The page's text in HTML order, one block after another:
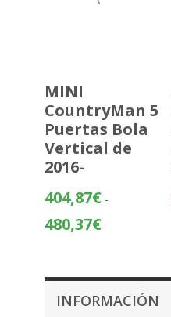
MINI
CountryMan 5
Puertas Bola
Vertical de
2016-
404,87€ -
480,37€Rango
desde
hasta
INFORMACIÓN